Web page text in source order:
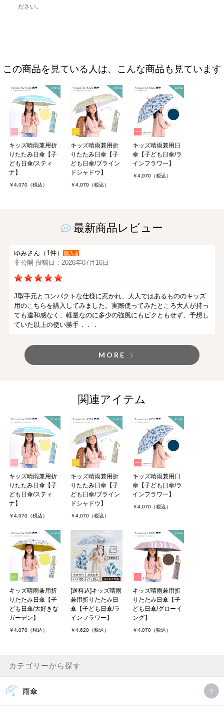
ださい。
この商品を見ている人は、こんな商品も見ています
キッズ晴雨兼用折
りたたみ日傘【子
ども日傘/スティ
ナ】
￥4,070（税込）
キッズ晴雨兼用折
りたたみ日傘【子
ども日傘/ブライン
ドシャドウ】
￥4,070（税込）
キッズ晴雨兼用日
傘【子ども日傘/ラ
インフラワー】
￥4,070（税込）
最新商品レビュー
ゆみさん（1件） 購入者
非公開 投稿日：2026年07月16日
J型手元とコンパクトな仕様に惹かれ、大人ではあるもののキッズ
用のこちらを購入してみました。実際使ってみたところ大人が持っ
ても違和感なく、軽量なのに多少の強風にもビクともせず、予想し
ていた以上の使い勝手．．．
MORE
関連アイテム
キッズ晴雨兼用折
りたたみ日傘【子
ども日傘/スティ
ナ】
￥4,070（税込）
キッズ晴雨兼用折
りたたみ日傘【子
ども日傘/ブライン
ドシャドウ】
￥4,070（税込）
キッズ晴雨兼用日
傘【子ども日傘/ラ
インフラワー】
￥4,070（税込）
キッズ晴雨兼用折
りたたみ日傘【子
ども日傘/大好きな
ガーデン】
￥4,070（税込）
[送料込]キッズ晴雨
兼用折りたたみ日
傘【子ども日傘/ラ
インフラワー】
￥4,620（税込）
キッズ晴雨兼用折
りたたみ日傘【子
ども日傘/グローイ
ング】
￥4,070（税込）
カテゴリーから探す
雨傘